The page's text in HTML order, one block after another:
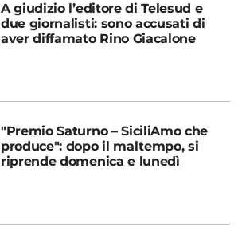
A giudizio l’editore di Telesud e
due giornalisti: sono accusati di
aver diffamato Rino Giacalone
"Premio Saturno – SiciliAmo che
produce": dopo il maltempo, si
riprende domenica e lunedì